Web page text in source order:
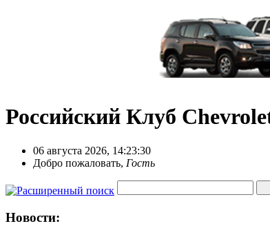
Российский Клуб
06 августа 2026, 14:23:30
Добро пожаловать, Гость
Новости: